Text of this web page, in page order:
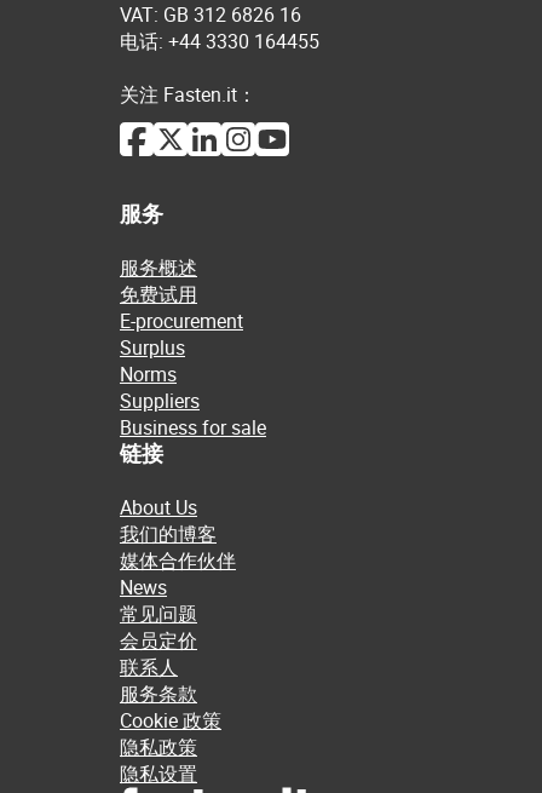
VAT: GB 312 6826 16
电话: +44 3330 164455
关注 Fasten.it：
服务
服务概述
免费试用
E-procurement
Surplus
Norms
Suppliers
Business for sale
链接
About Us
我们的博客
媒体合作伙伴
News
常见问题
会员定价
联系人
服务条款
Cookie 政策
隐私政策
隐私设置